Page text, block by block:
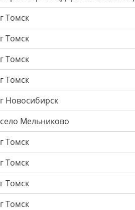
г Томск
г Томск
г Томск
г Томск
г Новосибирск
село Мельниково
г Томск
г Томск
г Томск
г Томск